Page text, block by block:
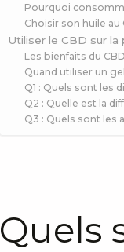
Pourquoi
Choisir son huile au
Utiliser le CBD sur la
Les bienfaits du
Quand utiliser un
Q1 : Quels sont les
Q2 : Quelle est la
Q3 : Quels sont les
Quels